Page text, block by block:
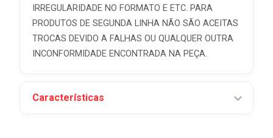
IRREGULARIDADE NO FORMATO E ETC. PARA
PRODUTOS DE SEGUNDA LINHA NÃO SÃO ACEITAS
TROCAS DEVIDO A FALHAS OU QUALQUER OUTRA
INCONFORMIDADE ENCONTRADA NA PEÇA.
Características